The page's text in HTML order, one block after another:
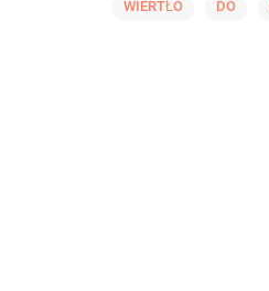
WIERTŁO DO